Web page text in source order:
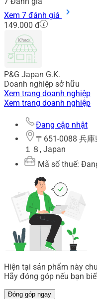
Xem 7 đánh giá
149.000 đ
P&G Japan G.K.
Doanh nghiệp sở hữu
Xem trang doanh nghiệp
Xem trang doanh nghiệp
Đang cập nhật
〒651-0088 兵
１８, Japan
Mã số thuế:
Hiện tại sản phẩm này
Hãy đóng góp nếu bạn
Đóng góp ngay